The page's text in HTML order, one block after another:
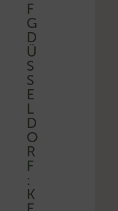
F
G
D
Ü
S
S
E
L
D
O
R
F
:
K